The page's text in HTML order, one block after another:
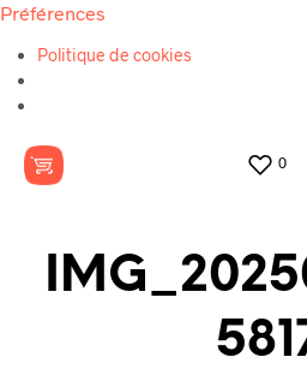
Préférences
Politique de cookies
0